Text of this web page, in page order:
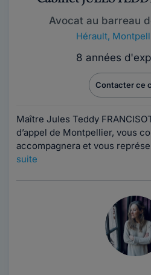
Avocat au barreau
Hérault,
8 années
Contacter ce
Maître Jules Teddy
d’appel de Montpellier, vous
accompagnera et vous
suite